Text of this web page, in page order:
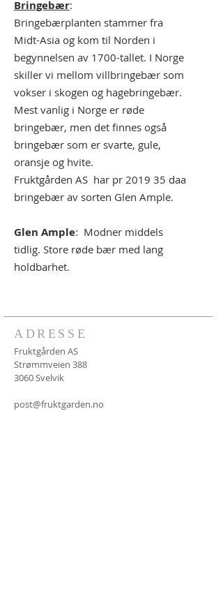
Bringebær:
Bringebærplanten stammer fra
Midt-Asia og kom til Norden i
begynnelsen av 1700-tallet. I Norge
skiller vi mellom villbringebær som
vokser i skogen og hagebringebær.
Mest vanlig i Norge er røde
bringebær, men det finnes også
bringebær som er svarte, gule,
oransje og hvite.
Fruktgården AS har pr 2019 35 daa
bringebær av sorten Glen Ample.
Glen Ample: Modner middels
tidlig. Store røde bær med lang
holdbarhet.
ADRESSE
Fruktgården AS
Strømmveien 388
3060 Svelvik
post@fruktgarden.no